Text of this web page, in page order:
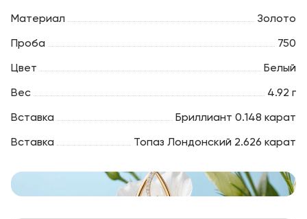
Материал Золото
Проба 750
Цвет Белый
Вес 4.92 г
Вставка Бриллиант 0.148 карат
Вставка Топаз Лондонский 2.626 карат